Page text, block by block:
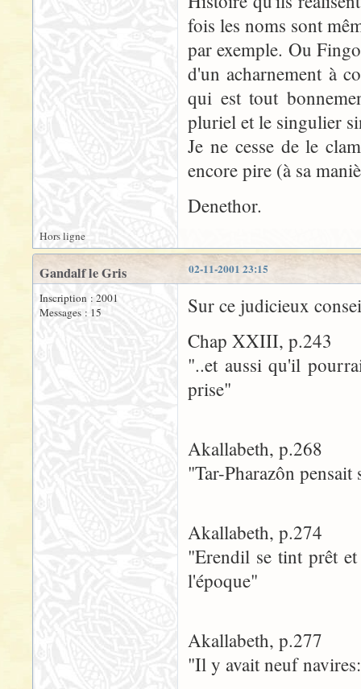
fois les noms sont
par exemple. Ou
d'un acharnement à
qui est tout
pluriel et le singulier
Je ne cesse de le
encore pire (à sa
Denethor.
Hors ligne
02-11-2001 23:15
Gandalf le Gris
Inscription : 2001
Messages : 15
Sur ce judicieux
Chap XXIII, p.243
"..et aussi qu'il
prise"
Akallabeth, p.268
"Tar-Pharazôn
Akallabeth, p.274
"Erendil se tint prêt et
l'époque"
Akallabeth, p.277
"Il y avait neuf